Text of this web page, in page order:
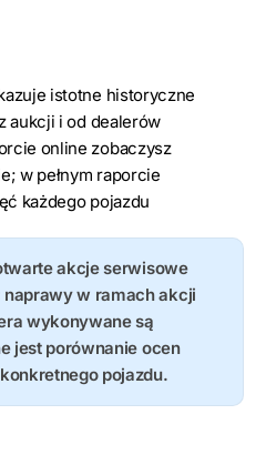
istotne historyczne
aukcji i od dealerów
online zobaczysz
w pełnym raporcie
każdego pojazdu
akcje serwisowe
naprawy w ramach akcji
wykonywane są
jest porównanie ocen
pojazdu.